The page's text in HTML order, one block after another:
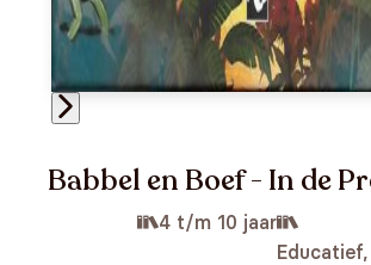
Babbel en Boef - In de
4 t/m 10 jaar
Educatief,